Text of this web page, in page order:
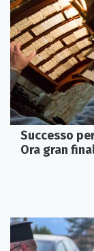
Successo
Ora gran